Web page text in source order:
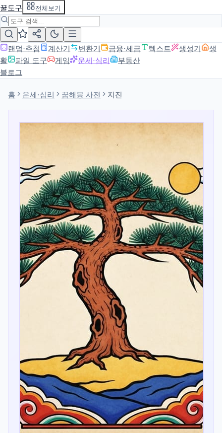
꿀도구 전체보기
랜덤·추첨 계산기 변환기 금융·세금 텍스트 생성기
생
활
파일 도구 게임 운세·심리
부동산
블로그
홈 운세·심리 꿈해몽 사전 지진